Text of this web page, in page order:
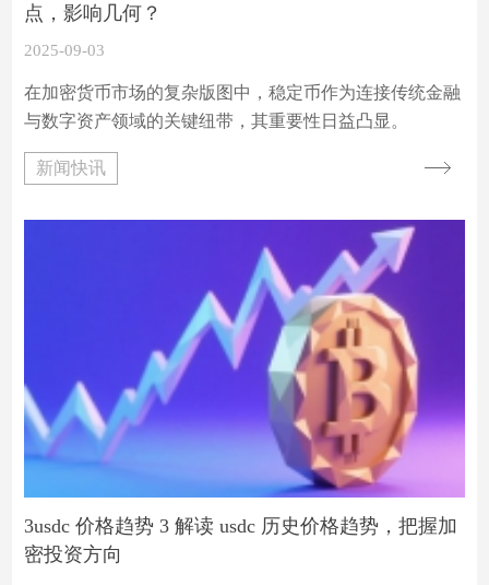
点，影响几何？
2025-09-03
在加密货币市场的复杂版图中，稳定币作为连接传统金融
与数字资产领域的关键纽带，其重要性日益凸显。
USDC（USD Coin）作为一种与美元挂钩的中心化稳定
币，由 Circle 和 Coinbase 发行，在市场中占据着举足轻重
影响着整个加密货币生态系统以及投资者的决策。
新闻快讯
3usdc 价格趋势 3 解读 usdc 历史价格趋势，把握加
密投资方向